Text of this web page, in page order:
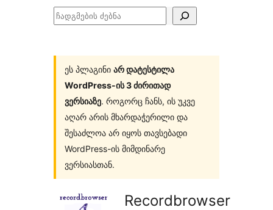
ჩადგმების
ეს პლაგინი არ დატესტილა
WordPress-ის 3 ძირითად
ვერსიაზე. როგორც ჩანს, ის უკვე
აღარ არის მხარდაჭერილი და
შესაძლოა არ იყოს თავსებადი
WordPress-ის მიმდინარე
ვერსიასთან.
Recordbrowser